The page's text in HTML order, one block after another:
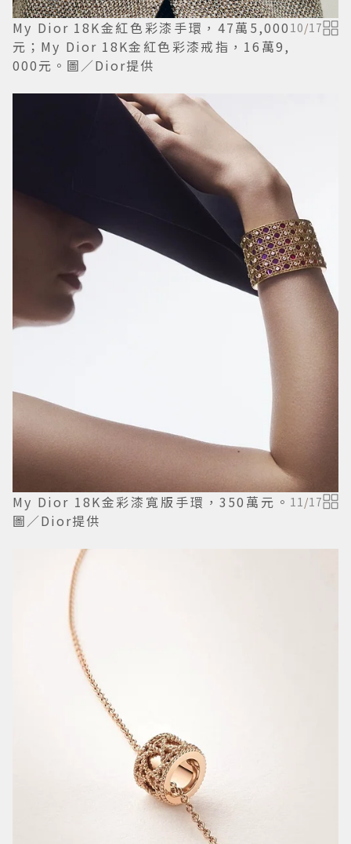
My Dior 18K金紅色彩漆手環，47萬5,000
元；My Dior 18K金紅色彩漆戒指，16萬9,
000元。圖／Dior提供
10/17
My Dior 18K金彩漆寬版手環，350萬元。
圖／Dior提供
11 /17